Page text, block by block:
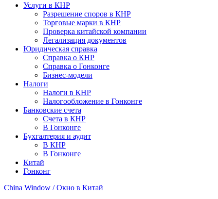
Услуги в КНР
Разрешение споров в КНР
Торговые марки в КНР
Проверка китайской компании
Легализация документов
Юридическая справка
Справка о КНР
Справка о Гонконге
Бизнес-модели
Налоги
Налоги в КНР
Налогообложение в Гонконге
Банковские счета
Счета в КНР
В Гонконге
Бухгалтерия и аудит
В КНР
В Гонконге
Китай
Гонконг
China Window / Окно в Китай